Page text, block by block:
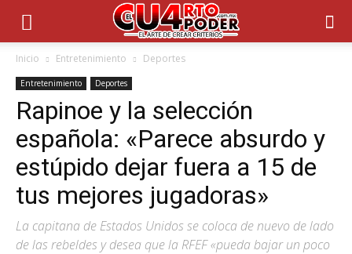
Inicio Entretenimiento Deportes
Entretenimiento Deportes
Rapinoe y la selección
española: «Parece absurdo y
estúpido dejar fuera a 15 de
tus mejores jugadoras»
La capitana de Estados Unidos se coloca de nuevo de lado
de las rebeldes y desea que la RFEF «pueda bajar un poco